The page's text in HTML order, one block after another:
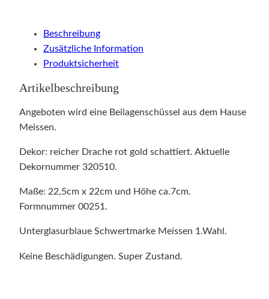
Beschreibung
Zusätzliche Information
Produktsicherheit
Artikelbeschreibung
Angeboten wird eine Beilagenschüssel aus dem Hause
Meissen.
Dekor: reicher Drache rot gold schattiert. Aktuelle
Dekornummer 320510.
Maße: 22,5cm x 22cm und Höhe ca.7cm.
Formnummer 00251.
Unterglasurblaue Schwertmarke Meissen 1.Wahl.
Keine Beschädigungen. Super Zustand.